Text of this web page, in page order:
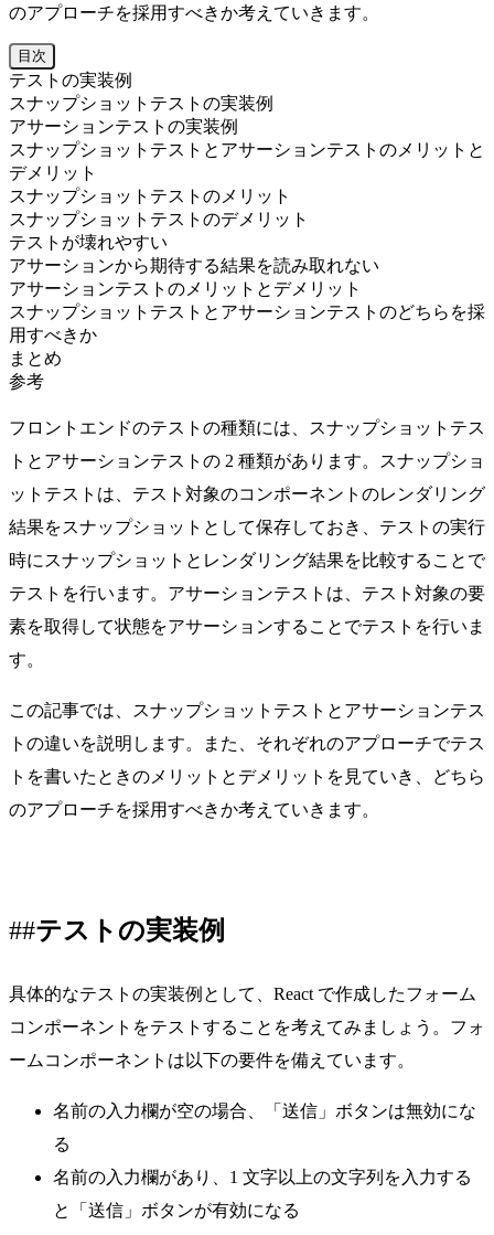
のアプローチを採用すべきか考えていきます。
目次
テストの実装例
スナップショットテストの実装例
アサーションテストの実装例
スナップショットテストとアサーションテストのメリットと
デメリット
スナップショットテストのメリット
スナップショットテストのデメリット
テストが壊れやすい
アサーションから期待する結果を読み取れない
アサーションテストのメリットとデメリット
スナップショットテストとアサーションテストのどちらを採
用すべきか
まとめ
参考
フロントエンドのテストの種類には、スナップショットテス
トとアサーションテストの 2 種類があります。スナップショ
ットテストは、テスト対象のコンポーネントのレンダリング
結果をスナップショットとして保存しておき、テストの実行
時にスナップショットとレンダリング結果を比較することで
テストを行います。アサーションテストは、テスト対象の要
素を取得して状態をアサーションすることでテストを行いま
す。
この記事では、スナップショットテストとアサーションテス
トの違いを説明します。また、それぞれのアプローチでテス
トを書いたときのメリットとデメリットを見ていき、どちら
のアプローチを採用すべきか考えていきます。
テストの実装例
具体的なテストの実装例として、React で作成したフォーム
コンポーネントをテストすることを考えてみましょう。フォ
ームコンポーネントは以下の要件を備えています。
名前の入力欄が空の場合、「送信」ボタンは無効にな
る
名前の入力欄があり、1 文字以上の文字列を入力する
と「送信」ボタンが有効になる